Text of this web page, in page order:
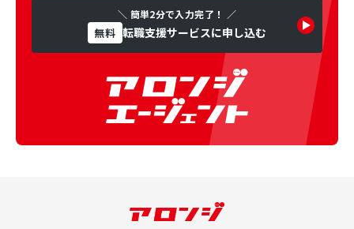
＼ 簡単2分で入力完了！ ／
無料 転職支援サービスに申し込む